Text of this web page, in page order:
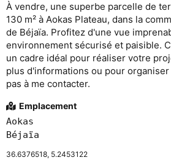
À vendre, une superbe parcelle de
130 m² à Aokas Plateau, dans la
de Béjaïa. Profitez d'une vue
environnement sécurisé et paisible.
un cadre idéal pour réaliser votre
plus d'informations ou pour
pas à me contacter.
Emplacement
Aokas
Béjaïa
36.6376518, 5.2453122